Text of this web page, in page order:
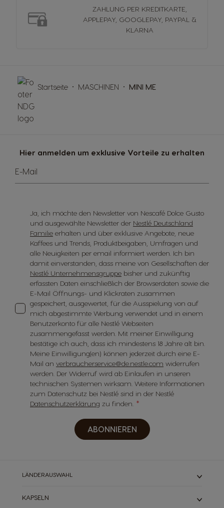
ZAHLUNG PER KREDITKARTE,
APPLEPAY, GOOGLEPAY, PAYPAL &
KLARNA
Hier anmelden um exklusive Vorteile zu erhalten
E-Mail
Ja, ich möchte den Newsletter von Nescafé Dolce Gusto
und ausgewählte Newsletter der Nestlé Deutschland
Familie erhalten und über exklusive Angebote, neue
Kaffees und Trends, Produktbeigaben, Umfragen und
alle Neuigkeiten per email informiert werden. Ich bin
damit einverstanden, dass meine von Gesellschaften der
Nestlé Unternehmensgruppe bisher und zukünftig
erfassten Daten einschließlich der Browserdaten sowie die
E-Mail Öffnungs- und Klickraten zusammen
gespeichert, ausgewertet, für die Ausspielung von auf
mich abgestimmte Werbung verwendet und in einem
Benutzerkonto für alle Nestlé Webseiten
zusammengefasst werden. Mit meiner Einwilligung
bestätige ich auch, dass ich mindestens 18 Jahre alt bin.
Meine Einwilligung(en) können jederzeit durch eine E-
Mail an verbraucherservice@de.nestle.com widerrufen
werden. Der Widerruf wird ab Einlaufen in unseren
technischen Systemen wirksam. Weitere Informationen
zum Datenschutz bei Nestlé sind in der Nestlé
Datenschutzerklärung zu finden.
ABONNIEREN
Startseite MASCHINEN MINI ME
LÄNDERAUSWAHL
KAPSELN